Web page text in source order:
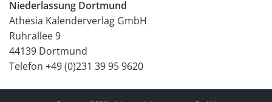
Niederlassung Dortmund
Athesia Kalenderverlag GmbH
Ruhrallee 9
44139 Dortmund
Telefon +49 (0)231 39 95 9620